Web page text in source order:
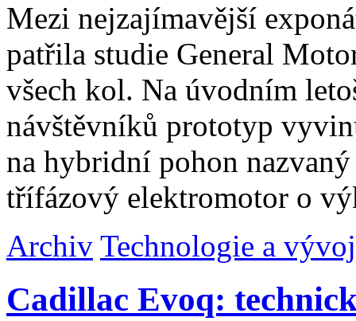
Mezi nejzajímavější
patřila studie General
všech kol. Na úvodním
návštěvníků prototyp
na hybridní pohon
třífázový elektromotor o
Archiv Technologie a vývoj
Cadillac Evoq: